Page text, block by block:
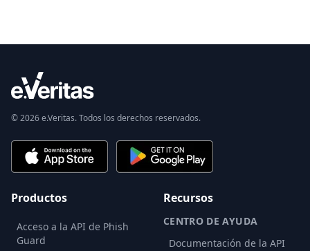
© 2026 e.Veritas. Todos los derechos reservados.
Productos
Acceso a la API de Phish
Guard
Recursos
CENTRO DE AYUDA
Documentación de la API